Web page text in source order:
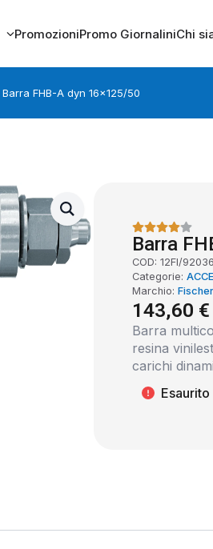
PromozioniPromo GiornaliniChi
Barra FHB-A dyn 16×125/50
Barra
COD: 12FI/92036
Categorie:
Marchio: Fischer
143,60 €
Barra
resina
carichi
Esaurito